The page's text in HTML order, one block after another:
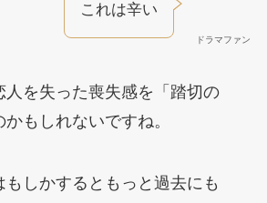
ドラマファン
これは辛い
人を失った喪失感を「踏切の
もしれないですね。
もしかするともっと過去にも